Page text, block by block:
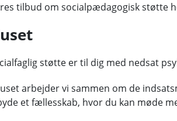
tilbud om socialpædagogisk støtte
støtte er til dig med nedsat
arbejder vi sammen om de
et fællesskab, hvor du kan møde